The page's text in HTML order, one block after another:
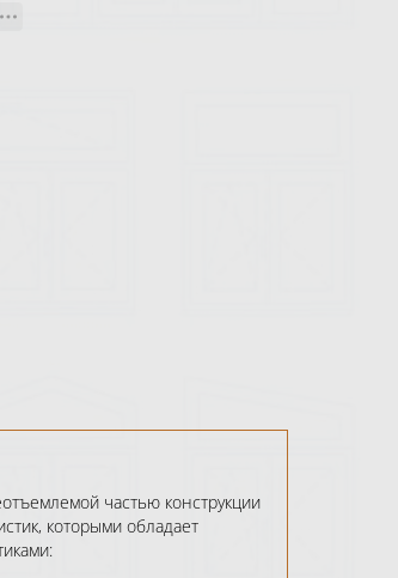
частью конструкции
которыми обладает